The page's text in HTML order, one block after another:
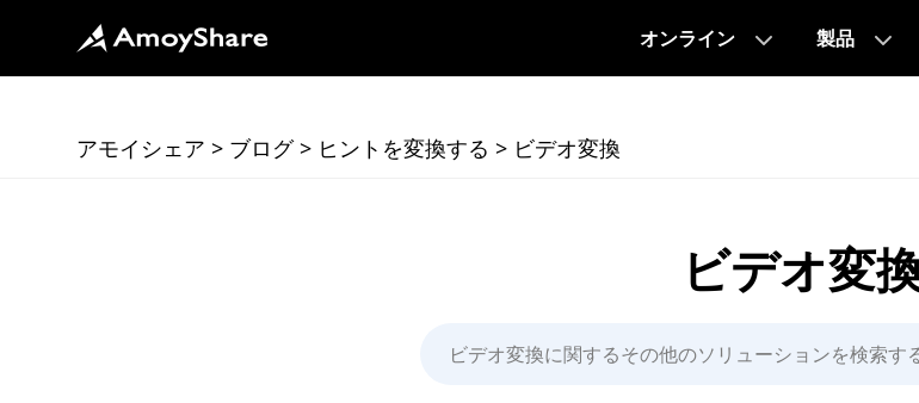
オンライン 製品
アモイシェア > ブログ> ヒントを変換する > ビデオ変換
ビデオ変